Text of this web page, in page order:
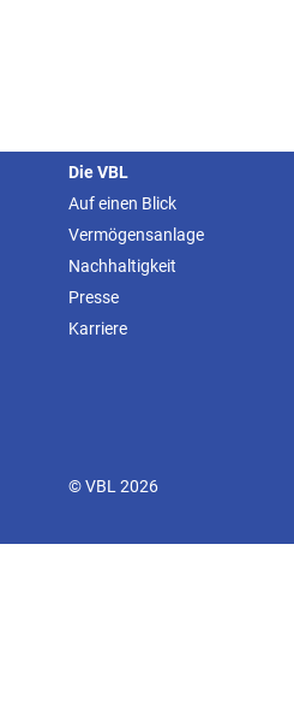
Die VBL
Auf einen Blick
Vermögensanlage
Nachhaltigkeit
Presse
Karriere
© VBL 2026